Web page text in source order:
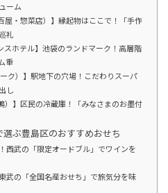
ーム
屋・惣菜店）】縁起物はここで！「手作
礼
スホテル】池袋のランドマーク！高層階
重
ク）】駅地下の穴場！こだわりスーパ
し
）】区民の冷蔵庫！「みなさまのお墨付
ぶ豊島区のおすすめおせち
西武の「限定オードブル」でワインを
武の「全国名産おせち」で旅気分を味